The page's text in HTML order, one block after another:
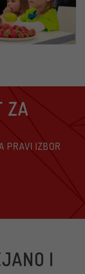
ZA
PRAVI IZBOR
I